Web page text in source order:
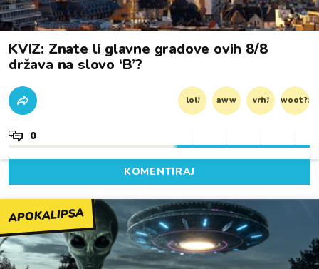
KVIZ: Znate li glavne gradove ovih 8/8
država na slovo ‘B’?
lol! aww vrh! woot?!
0
KOMENTIRAJ
APOKALIPSA